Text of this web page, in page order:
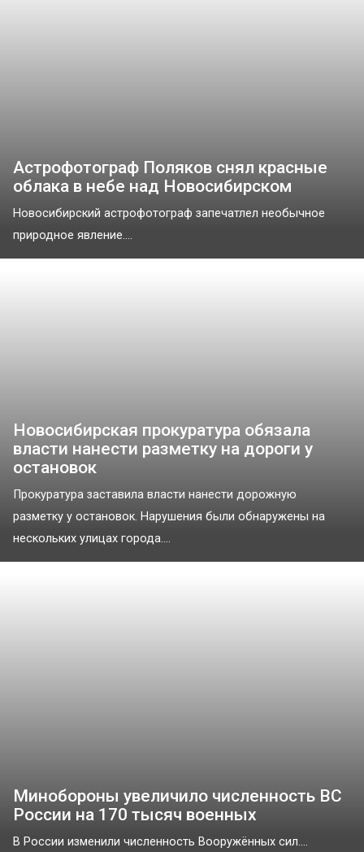
Астрофотограф Поляков снял красные
облака в небе над Новосибирском
Новосибирский астрофотограф запечатлел необычное
природное явление....
Новосибирская прокуратура обязала
власти нанести разметку на дороги у
остановок
Прокуратура заставила власти нанести дорожную
разметку у остановок. Нарушения были обнаружены на
нескольких улицах города....
Минобороны увеличило численность ВС
России на 170 тысяч военных
В России изменили численность Вооружённых сил....